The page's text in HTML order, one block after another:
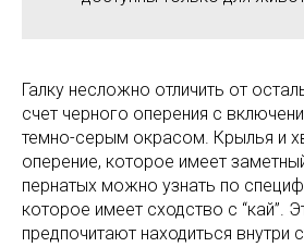
Галку несложно отличить от
счет черного оперения с
темно-серым окрасом. Крылья и
оперение, которое имеет
пернатых можно узнать по
которое имеет сходство c “кай”.
предпочитают находиться внутри